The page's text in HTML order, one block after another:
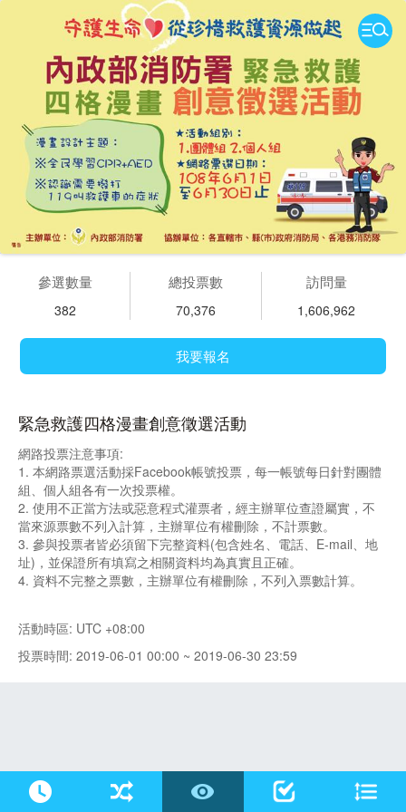
參選數量
382
總投票數
70,376
訪問量
1,606,962
我要報名
緊急救護四格漫畫創意徵選活動
網路投票注意事項:
1. 本網路票選活動採Facebook帳號投票，每一帳號每日針對團體
組、個人組各有一次投票權。
2. 使用不正當方法或惡意程式灌票者，經主辦單位查證屬實，不
當來源票數不列入計算，主辦單位有權刪除，不計票數。
3. 參與投票者皆必須留下完整資料(包含姓名、電話、E-mail、地
址)，並保證所有填寫之相關資料均為真實且正確。
4. 資料不完整之票數，主辦單位有權刪除，不列入票數計算。
活動時區: UTC +08:00
投票時間: 2019-06-01 00:00 ~ 2019-06-30 23:59